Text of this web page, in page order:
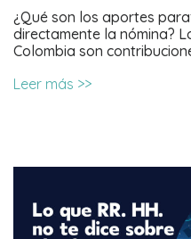
¿Qué son los aportes
directamente la nómina?
Colombia son
Leer más >>